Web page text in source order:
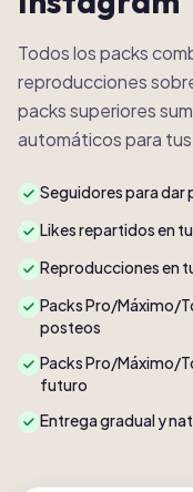
Todos los packs
reproducciones
packs superiores
automáticos para
Seguidores para dar
Likes repartidos en
Reproducciones en
Packs Pro/Máximo/
posteos
Packs Pro/Máximo/
futuro
Entrega gradual y